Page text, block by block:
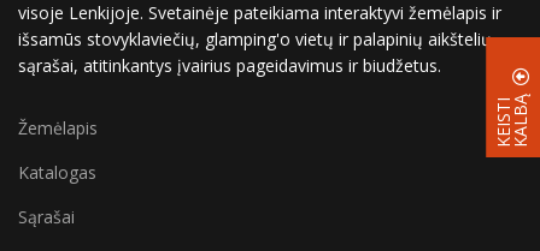
K
E
I
S
T
I
K
A
L
BĄ
visoje Lenkijoje. Svetainėje pateikiama interaktyvi žemėlapis ir
išsamūs stovyklaviečių, glamping'o vietų ir palapinių aikštelių
sąrašai, atitinkantys įvairius pageidavimus ir biudžetus.
Žemėlapis
Katalogas
Sąrašai